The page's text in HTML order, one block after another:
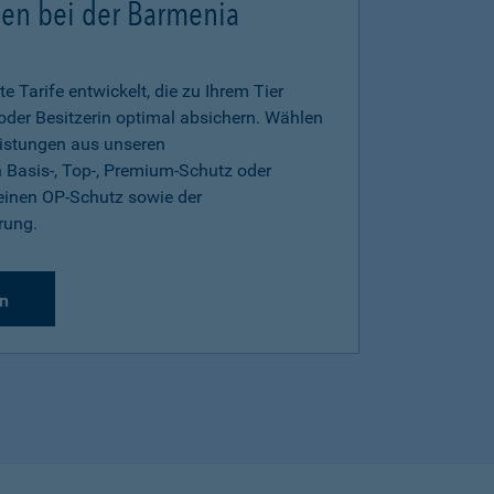
bei der Barmenia
Tarife entwickelt, die zu Ihrem Tier
Besitzerin optimal absichern. Wählen
aus unseren
, Top-, Premium-Schutz oder
OP-Schutz sowie der